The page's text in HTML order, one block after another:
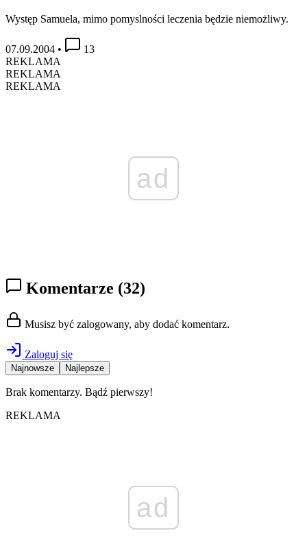
Występ Samuela, mimo pomyslności leczenia będzie niemożliwy.
07.09.2004 •
13
REKLAMA
REKLAMA
REKLAMA
ad
Komentarze (32)
Musisz być zalogowany, aby dodać komentarz.
Zaloguj się
Najnowsze Najlepsze
Brak komentarzy. Bądź pierwszy!
REKLAMA
ad